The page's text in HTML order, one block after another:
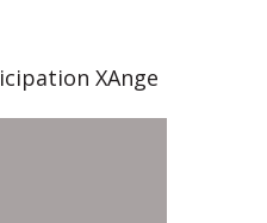
XAnge